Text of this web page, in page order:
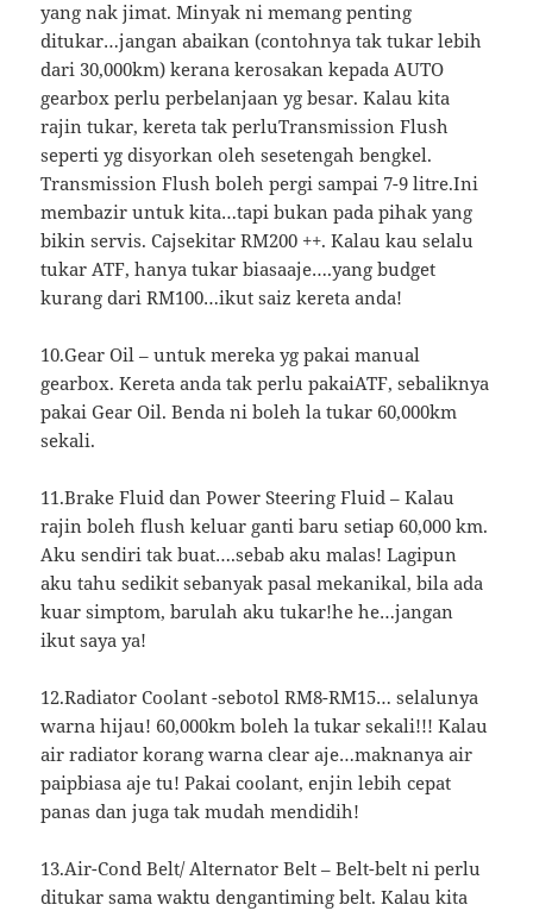
yang nak jimat. Minyak ni memang penting
ditukar…jangan abaikan (contohnya tak tukar lebih
dari 30,000km) kerana kerosakan kepada AUTO
gearbox perlu perbelanjaan yg besar. Kalau kita
rajin tukar, kereta tak perluTransmission Flush
seperti yg disyorkan oleh sesetengah bengkel.
Transmission Flush boleh pergi sampai 7-9 litre.Ini
membazir untuk kita…tapi bukan pada pihak yang
bikin servis. Cajsekitar RM200 ++. Kalau kau selalu
tukar ATF, hanya tukar biasaaje….yang budget
kurang dari RM100…ikut saiz kereta anda!
10.Gear Oil – untuk mereka yg pakai manual
gearbox. Kereta anda tak perlu pakaiATF, sebaliknya
pakai Gear Oil. Benda ni boleh la tukar 60,000km
sekali.
11.Brake Fluid dan Power Steering Fluid – Kalau
rajin boleh flush keluar ganti baru setiap 60,000 km.
Aku sendiri tak buat….sebab aku malas! Lagipun
aku tahu sedikit sebanyak pasal mekanikal, bila ada
kuar simptom, barulah aku tukar!he he…jangan
ikut saya ya!
12.Radiator Coolant -sebotol RM8-RM15… selalunya
warna hijau! 60,000km boleh la tukar sekali!!! Kalau
air radiator korang warna clear aje…maknanya air
paipbiasa aje tu! Pakai coolant, enjin lebih cepat
panas dan juga tak mudah mendidih!
13.Air-Cond Belt/ Alternator Belt – Belt-belt ni perlu
ditukar sama waktu dengantiming belt. Kalau kita